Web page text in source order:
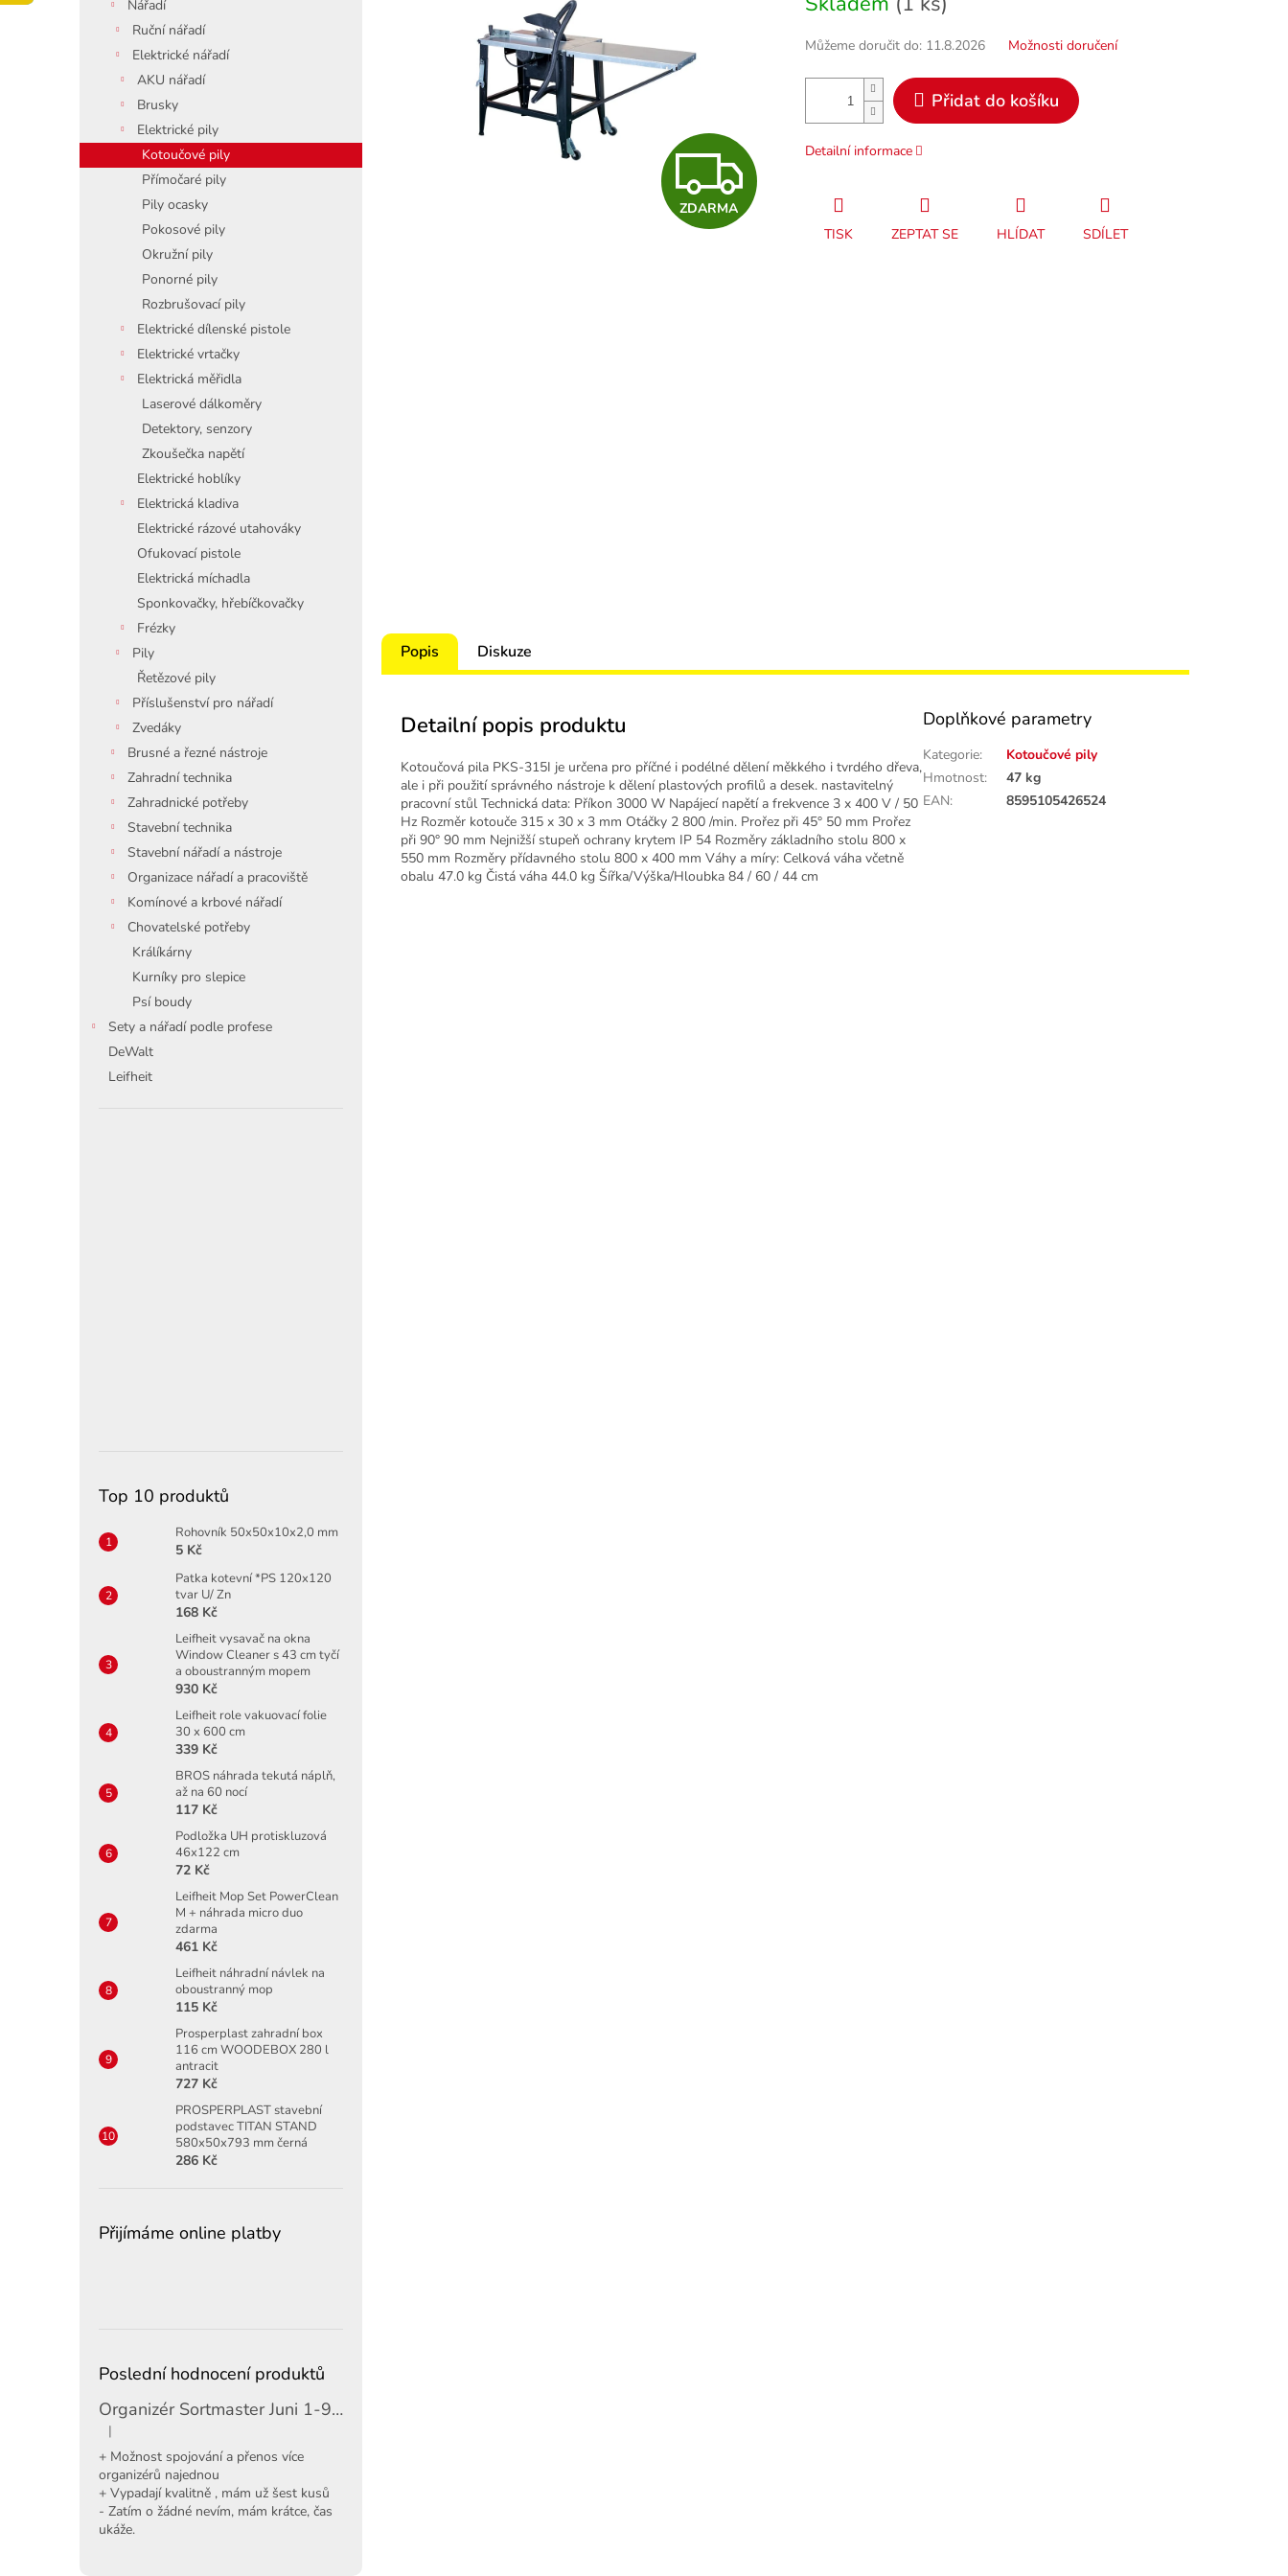
Nářadí
Ruční nářadí
Elektrické nářadí
AKU nářadí
Brusky
Elektrické pily
Kotoučové pily
Přímočaré pily
Pily ocasky
Pokosové pily
Okružní pily
Ponorné pily
Rozbrušovací pily
Elektrické dílenské pistole
Elektrické vrtačky
Elektrická měřidla
Laserové dálkoměry
Detektory, senzory
Zkoušečka napětí
Elektrické hoblíky
Elektrická kladiva
Elektrické rázové utahováky
Ofukovací pistole
Elektrická míchadla
Sponkovačky, hřebíčkovačky
Frézky
Pily
Řetězové pily
Příslušenství pro nářadí
Zvedáky
Brusné a řezné nástroje
Zahradní technika
Zahradnické potřeby
Stavební technika
Stavební nářadí a nástroje
Organizace nářadí a pracoviště
Komínové a krbové nářadí
Chovatelské potřeby
Králíkárny
Kurníky pro slepice
Psí boudy
Sety a nářadí podle profese
DeWalt
Leifheit
Top 10 produktů
Rohovník 50x50x10x2,0 mm
5 Kč
Patka kotevní *PS 120x120
tvar U/ Zn
168 Kč
Leifheit vysavač na okna
Window Cleaner s 43 cm tyčí
a oboustranným mopem
930 Kč
Leifheit role vakuovací folie
30 x 600 cm
339 Kč
BROS náhrada tekutá náplň,
až na 60 nocí
117 Kč
Podložka UH protiskluzová
46x122 cm
72 Kč
Leifheit Mop Set PowerClean
M + náhrada micro duo
zdarma
461 Kč
Leifheit náhradní návlek na
oboustranný mop
115 Kč
Prosperplast zahradní box
116 cm WOODEBOX 280 l
antracit
727 Kč
PROSPERPLAST stavební
podstavec TITAN STAND
580x50x793 mm černá
286 Kč
Přijímáme online platby
Poslední hodnocení produktů
Organizér Sortmaster Juni 1-97-483
Hodnocení produktu je 5 z 5 hvězdiček.
|
+ Možnost spojování a přenos více
organizérů najednou
+ Vypadají kvalitně , mám už šest kusů
- Zatím o žádné nevím, mám krátce, čas
ukáže.
Z
D
ZDARMA
cena:
Můžeme doručit do: 11.8.2026 Možnosti doručení
Přidat do košíku
Detailní informace
TISK ZEPTAT SE HLÍDAT SDÍLET
Popis Diskuze
Detailní popis produktu
Kotoučová pila PKS-315I je určena pro příčné i podélné dělení měkkého i tvrdého dřeva,
ale i při použití správného nástroje k dělení plastových profilů a desek. nastavitelný
pracovní stůl Technická data: Příkon 3000 W Napájecí napětí a frekvence 3 x 400 V / 50
Hz Rozměr kotouče 315 x 30 x 3 mm Otáčky 2 800 /min. Prořez při 45° 50 mm Prořez
při 90° 90 mm Nejnižší stupeň ochrany krytem IP 54 Rozměry základního stolu 800 x
550 mm Rozměry přídavného stolu 800 x 400 mm Váhy a míry: Celková váha včetně
obalu 47.0 kg Čistá váha 44.0 kg Šířka/Výška/Hloubka 84 / 60 / 44 cm
Doplňkové parametry
Kategorie:
Kotoučové pily
Hmotnost:
47 kg
EAN: 8595105426524